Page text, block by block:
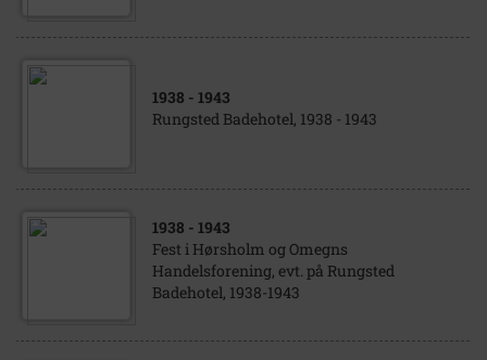
1938 - 1943
Rungsted Badehotel, 1938 - 1943
1938 - 1943
Fest i Hørsholm og Omegns
Handelsforening, evt. på Rungsted
Badehotel, 1938-1943